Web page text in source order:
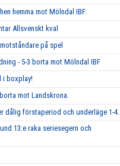
hemma mot Mölndal IBF.
Allsvenskt kval
på spel
- 5-3 borta mot Mölndal IBF
i boxplay!
mot Landskrona.
dålig förstaperiod och underläge 1-4.
13:e raka seriesegern och